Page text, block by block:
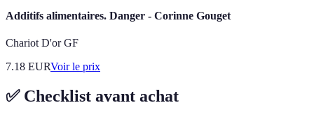
Additifs alimentaires. Danger - Corinne Gouget
Chariot D'or GF
7.18 EURVoir le prix
✅ Checklist avant achat